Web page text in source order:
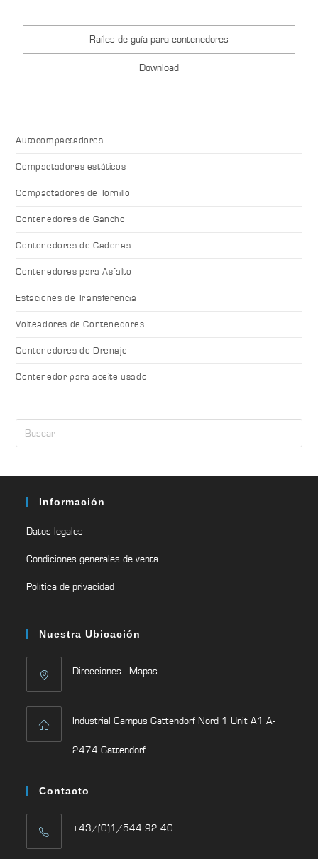
Raíles de guía para contenedores
Download
Autocompactadores
Compactadores estáticos
Compactadores de Tornillo
Contenedores de Gancho
Contenedores de Cadenas
Contenedores para Asfalto
Estaciones de Transferencia
Volteadores de Contenedores
Contenedores de Drenaje
Contenedor para aceite usado
Información
Datos legales
Condiciones generales de venta
Política de privacidad
Nuestra Ubicación
Direcciones - Mapas
Industrial Campus Gattendorf Nord 1 Unit A1 A-
2474 Gattendorf
Contacto
+43/(0)1/544 92 40